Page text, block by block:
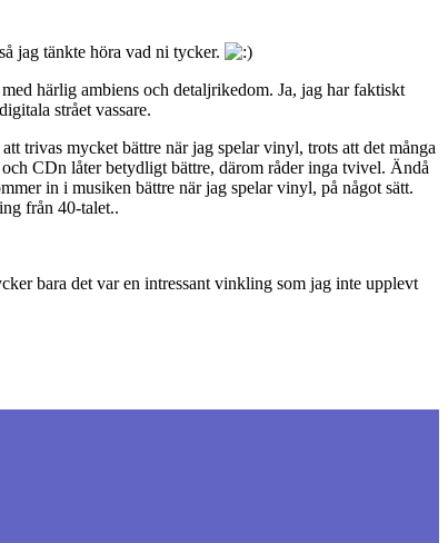
jag tänkte höra vad ni tycker.
härlig ambiens och detaljrikedom. Ja, jag har faktiskt
strået vassare.
trivas mycket bättre när jag spelar vinyl, trots att det många
CDn låter betydligt bättre, därom råder inga tvivel. Ändå
in i musiken bättre när jag spelar vinyl, på något sätt.
från 40-talet..
bara det var en intressant vinkling som jag inte upplevt